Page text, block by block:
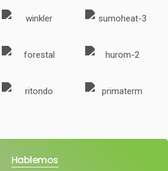
Hablemos